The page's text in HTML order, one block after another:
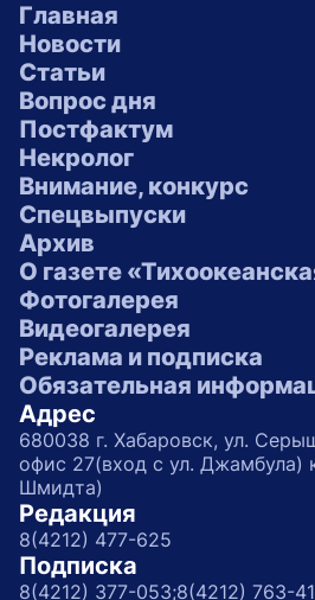
Главная
Новости
Статьи
Вопрос дня
Постфактум
Некролог
Внимание, конкурс
Спецвыпуски
Архив
О газете
Фотогалерея
Видеогалерея
Реклама и подписка
Обязательная
Адрес
680038 г. Хабаровск, ул.
офис 27(вход с ул. Джамбула)
Шмидта)
Редакция
8(4212) 477-625
Подписка
8(4212) 377-053;8(4212) 763-